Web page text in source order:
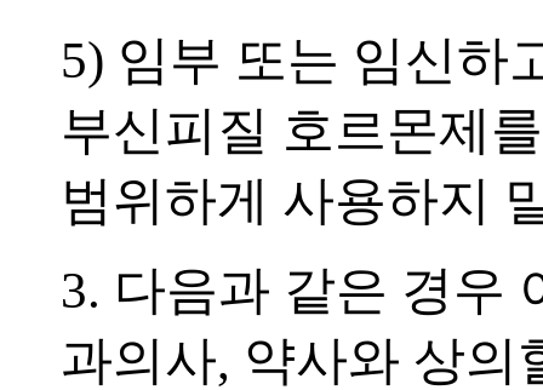
5) 임부 또는 임신하
부신피질 호르몬제
범위하게 사용하지
3. 다음과 같은 경우
과의사, 약사와 상의